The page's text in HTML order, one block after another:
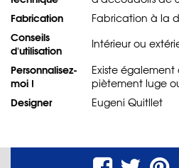
Fabrication Fabrication à la
Conseils
d'utilisation
Intérieur ou
Personnalisez-
moi !
Existe
piètement luge
Designer Eugeni Quitllet